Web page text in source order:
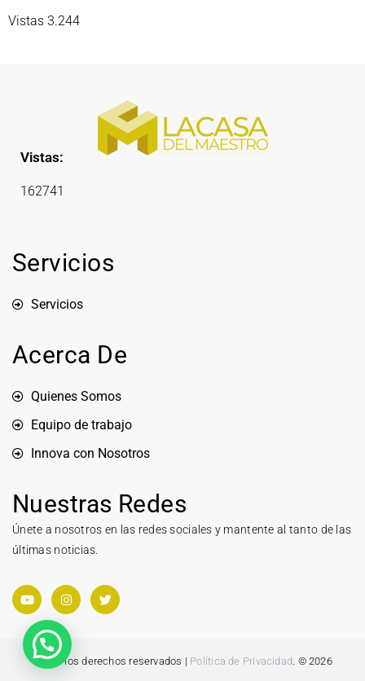
Vistas 3.244
Vistas:
162741
Servicios
Servicios
Acerca De
Quienes Somos
Equipo de trabajo
Innova con Nosotros
Nuestras Redes
Únete a nosotros en las redes sociales y mantente al tanto de las
últimas noticias.
Todos los derechos reservados | Política de Privacidad. © 2026